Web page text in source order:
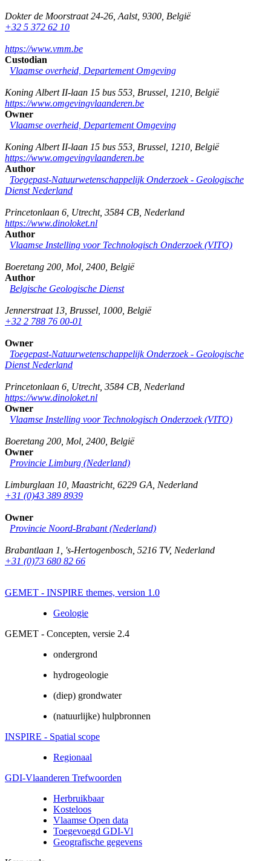
Dokter de Moorstraat 24-26 Aalst, 9300 België
+32 5 372 62 10
https://www.vmm.be
Custodian
Vlaamse overheid, Departement Omgeving
Koning Albert II-laan 15 bus 553 Brussel 1210 België
https://www.omgevingvlaanderen.be
Owner
Vlaamse overheid, Departement Omgeving
Koning Albert II-laan 15 bus 553 Brussel 1210 België
https://www.omgevingvlaanderen.be
Author
Toegepast-Natuurwetenschappelijk Onderzoek - Geologische
Dienst Nederland
Princetonlaan 6 Utrecht, 3584 CB Nederland
https://www.dinoloket.nl
Author
Vlaamse Instelling voor Technologisch Onderzoek (VITO)
Boeretang 200 Mol 2400 België
Author
Belgische Geologische Dienst
Jennerstraat 13 Brussel 1000 België
+32 2 788 76 00-01
Owner
Toegepast-Natuurwetenschappelijk Onderzoek - Geologische
Dienst Nederland
Princetonlaan 6 Utrecht, 3584 CB Nederland
https://www.dinoloket.nl
Owner
Vlaamse Instelling voor Technologisch Onderzoek (VITO)
Boeretang 200 Mol 2400 België
Owner
Provincie Limburg (Nederland)
Limburglaan 10 Maastricht, 6229 GA Nederland
+31 (0)43 389 8939
Owner
Provincie Noord-Brabant (Nederland)
Brabantlaan 1 's-Hertogenbosch 5216 TV, Nederland
+31 (0)73 680 82 66
GEMET - INSPIRE themes, version 1.0
Geologie
GEMET - Concepten, versie 2.4
ondergrond
hydrogeologie
(diep) grondwater
(natuurlijke) hulpbronnen
INSPIRE - Spatial scope
Regionaal
GDI-Vlaanderen Trefwoorden
Herbruikbaar
Kosteloos
Vlaamse Open data
Toegevoegd GDI-Vl
Geografische gegevens